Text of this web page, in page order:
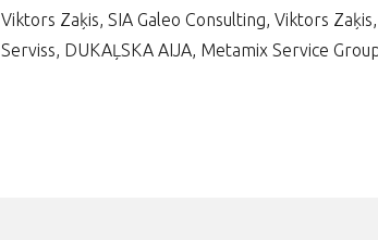
Viktors Zaķis, SIA Galeo Consulting, Viktors
Serviss, DUKAĻSKA AIJA, Metamix Service